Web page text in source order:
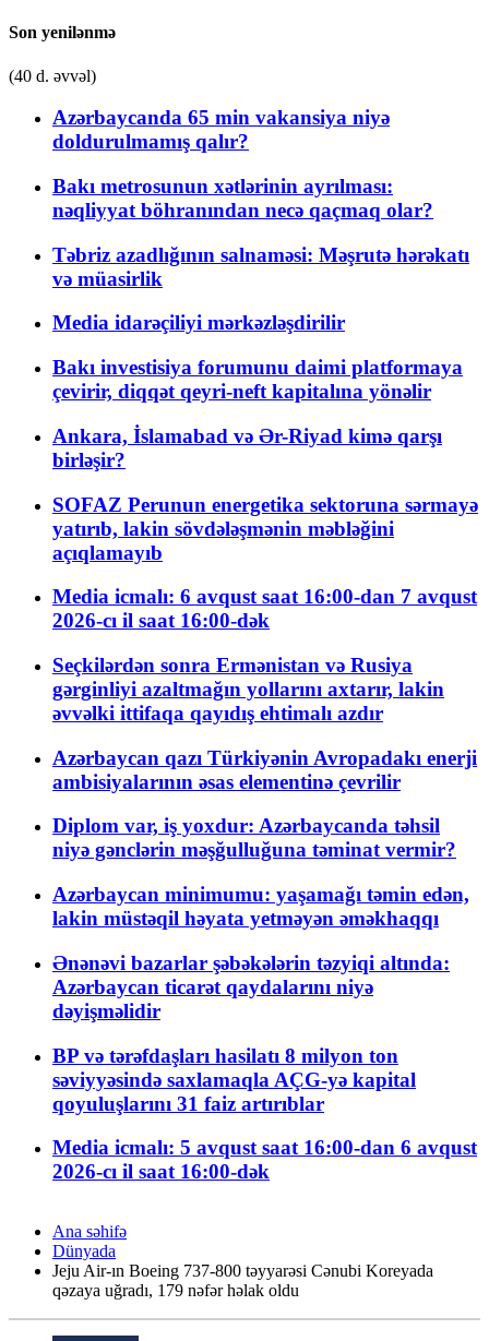
Son yenilənmə
(40 d. əvvəl)
Azərbaycanda 65 min vakansiya niyə
doldurulmamış qalır?
Bakı metrosunun xətlərinin ayrılması:
nəqliyyat böhranından necə qaçmaq olar?
Təbriz azadlığının salnaməsi: Məşrutə hərəkatı
və müasirlik
Media idarəçiliyi mərkəzləşdirilir
Bakı investisiya forumunu daimi platformaya
çevirir, diqqət qeyri-neft kapitalına yönəlir
Ankara, İslamabad və Ər-Riyad kimə qarşı
birləşir?
SOFAZ Perunun energetika sektoruna sərmayə
yatırıb, lakin sövdələşmənin məbləğini
açıqlamayıb
Media icmalı: 6 avqust saat 16:00-dan 7 avqust
2026-cı il saat 16:00-dək
Seçkilərdən sonra Ermənistan və Rusiya
gərginliyi azaltmağın yollarını axtarır, lakin
əvvəlki ittifaqa qayıdış ehtimalı azdır
Azərbaycan qazı Türkiyənin Avropadakı enerji
ambisiyalarının əsas elementinə çevrilir
Diplom var, iş yoxdur: Azərbaycanda təhsil
niyə gənclərin məşğulluğuna təminat vermir?
Azərbaycan minimumu: yaşamağı təmin edən,
lakin müstəqil həyata yetməyən əməkhaqqı
Ənənəvi bazarlar şəbəkələrin təzyiqi altında:
Azərbaycan ticarət qaydalarını niyə
dəyişməlidir
BP və tərəfdaşları hasilatı 8 milyon ton
səviyyəsində saxlamaqla AÇG-yə kapital
qoyuluşlarını 31 faiz artırıblar
Media icmalı: 5 avqust saat 16:00-dan 6 avqust
2026-cı il saat 16:00-dək
Ana səhifə
Dünyada
Jeju Air-ın Boeing 737-800 təyyarəsi Cənubi Koreyada
qəzaya uğradı, 179 nəfər həlak oldu